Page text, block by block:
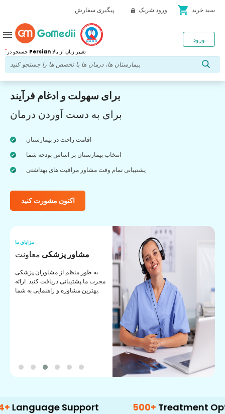
پیگیری سفارش ورود شریک shopping_cart سبد خرید
* Persian تغییر زبان از بالا
ورود menu
برای سهولت و ادغام فرآیند
برای به دست آوردن درمان
اقامت راحت در بیمارستان
انتخاب بیمارستان بر اساس بودجه شما
پشتیبانی تمام وقت مشاور مراقبت های بهداشتی
اکنون مشورت کنید
مزایای ما
مشاور پزشکی معاونت
به طور منظم از مشاوران پزشکی
مجرب ما پشتیبانی دریافت کنید. ارائه
بهترین مشاوره و راهنمایی به شما.
Support Treatment Options